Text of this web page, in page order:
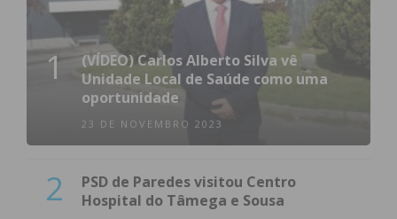
1
(VÍDEO) Carlos Alberto Silva vê
Unidade Local de Saúde como uma
oportunidade
23 DE NOVEMBRO 2023
2
PSD de Paredes visitou Centro
Hospital do Tâmega e Sousa